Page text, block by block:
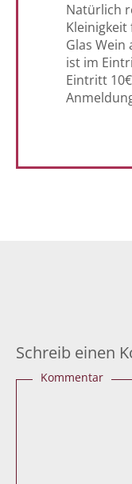
Natürlich
Glas Wein
ist im
Eintritt
Schreib einen
Kommentar